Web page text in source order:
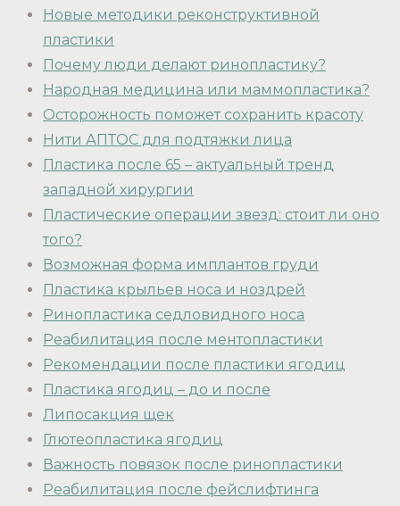
Новые методики реконструктивной
пластики
Почему люди делают ринопластику?
Народная медицина или маммопластика?
Осторожность поможет сохранить красоту
Нити АПТОС для подтяжки лица
Пластика после 65 – актуальный тренд
западной хирургии
Пластические операции звезд: стоит ли оно
того?
Возможная форма имплантов груди
Пластика крыльев носа и ноздрей
Ринопластика седловидного носа
Реабилитация после ментопластики
Рекомендации после пластики ягодиц
Пластика ягодиц – до и после
Липосакция щек
Глютеопластика ягодиц
Важность повязок после ринопластики
Реабилитация после фейслифтинга